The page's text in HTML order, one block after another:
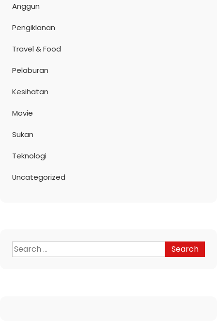
Anggun
Pengiklanan
Travel & Food
Pelaburan
Kesihatan
Movie
Sukan
Teknologi
Uncategorized